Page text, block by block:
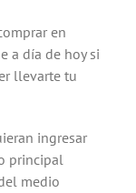
en
a día de hoy si
llevarte tu
ingresar
principal
medio